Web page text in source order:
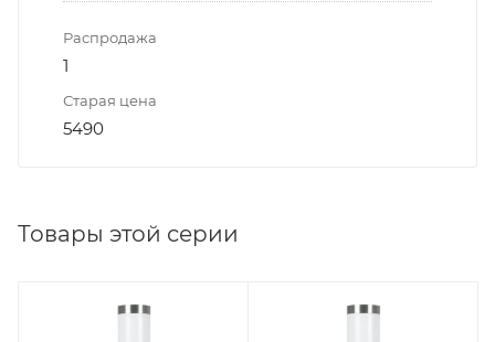
Распродажа
1
Старая цена
5490
Товары этой серии